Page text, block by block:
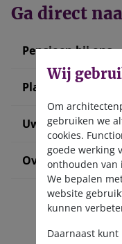
Ga direct
Pensioen bij ons
Plan uw pensioen
Uw situatie
Over ons
Wij
Om
gebruiken we
cookies.
goede werking
onthouden van
We bepalen
website
kunnen
Daarnaast